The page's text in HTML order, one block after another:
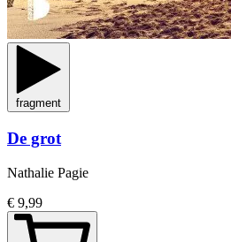
fragment
De grot
Nathalie Pagie
€ 9,99